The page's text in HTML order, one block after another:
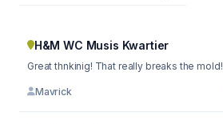
H&M WC Musis Kwartier
Great thnkinig! That really breaks the mold!
Mavrick